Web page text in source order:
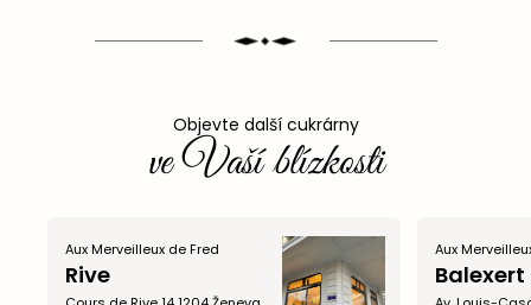
Objevte další cukrárny
ve Vaší blízkosti
Aux Merveilleux de Fred
Rive
Aux
Balexert